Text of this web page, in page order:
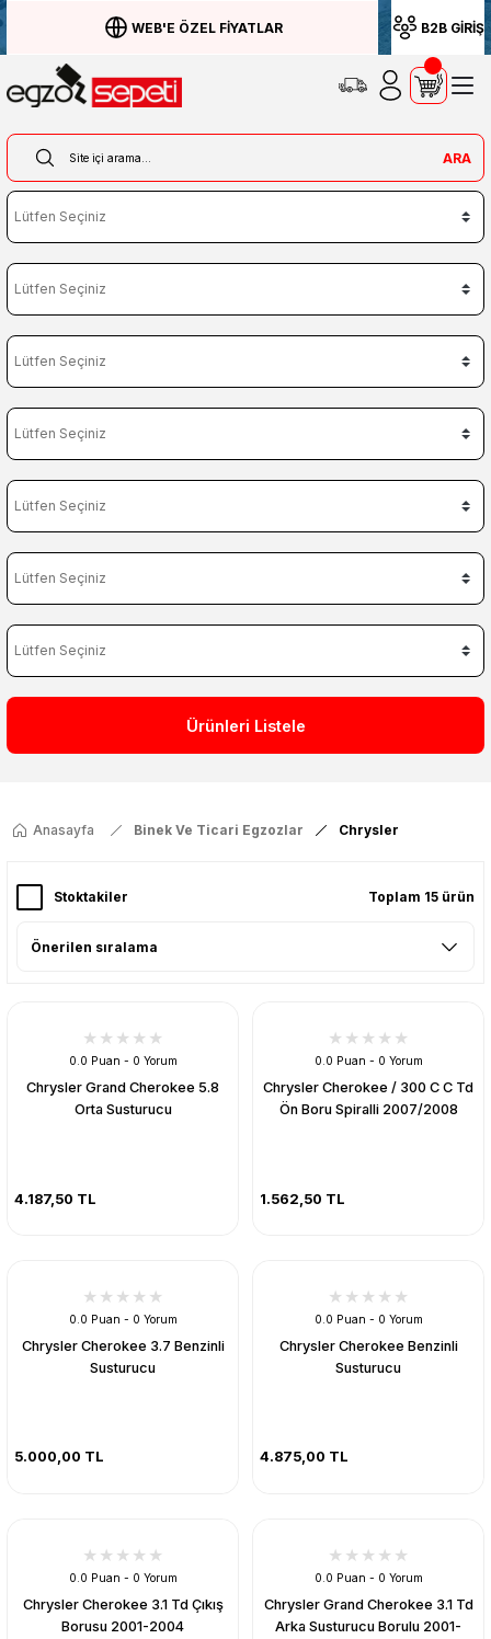
WEB'E ÖZEL FİYATLAR B2B GİRİŞ
ARA
Ürünleri Listele
Anasayfa Binek Ve Ticari Egzozlar Chrysler
Stoktakiler Toplam 15 ürün
0.0 Puan - 0 Yorum
Chrysler Grand Cherokee 5.8
Orta Susturucu
4.187,50 TL
0.0 Puan - 0 Yorum
Chrysler Cherokee / 300 C C Td
Ön Boru Spiralli 2007/2008
1.562,50 TL
0.0 Puan - 0 Yorum
Chrysler Cherokee 3.7 Benzinli
Susturucu
5.000,00 TL
0.0 Puan - 0 Yorum
Chrysler Cherokee Benzinli
Susturucu
4.875,00 TL
0.0 Puan - 0 Yorum
Chrysler Cherokee 3.1 Td Çıkış
Borusu 2001-2004
0.0 Puan - 0 Yorum
Chrysler Grand Cherokee 3.1 Td
Arka Susturucu Borulu 2001-